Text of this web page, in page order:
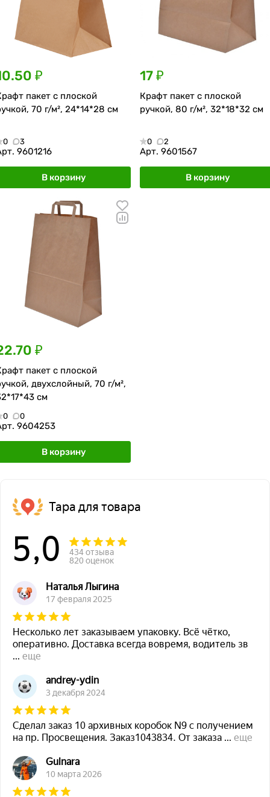
₽
пакет с плоской
70 г/м², 24*14*28 см
0 3
9601216
В корзину
17 ₽
Крафт пакет с плоской
ручкой, 80 г/м², 32*18*32 см
0 2
Арт. 9601567
В корзину
₽
пакет с плоской
двухслойный, 70 г/м²,
см
0 0
9604253
В корзину
Тара для товара
5,0
434 отзыва
820 оценок
Наталья Лыгина
17 февраля 2025
Несколько лет заказываем упаковку. Всё чётко,
оперативно. Доставка всегда вовремя, водитель зв
... еще
andrey-ydin
3 декабря 2024
Сделал заказ 10 архивных коробок N9 с получением
на пр. Просвещения. Заказ1043834. От заказа ... еще
Gulnara
10 марта 2026